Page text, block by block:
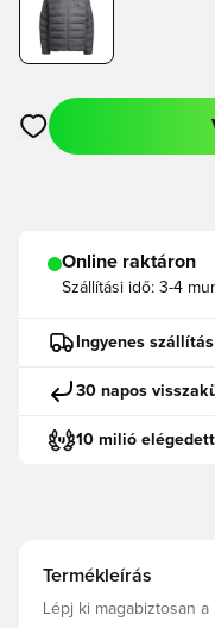
Megnyit egy modált a
Online raktáron
Szállítási idő: 3-4
Ingyenes
30 napos
10 milió
Termékleírás
Lépj ki magabiztosan